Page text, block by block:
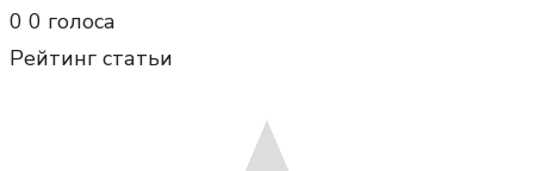
0 0 голоса
Рейтинг статьи